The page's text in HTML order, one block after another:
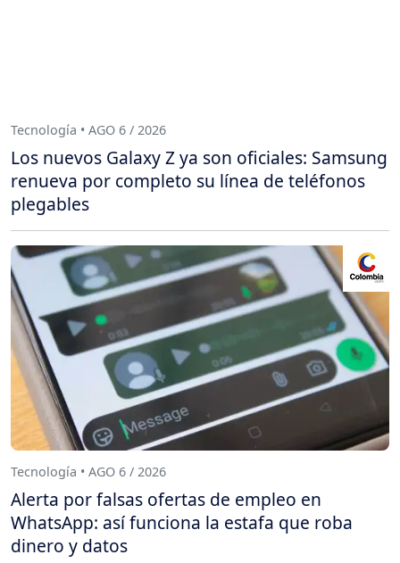
Tecnología • AGO 6 / 2026
Los nuevos Galaxy Z ya son oficiales: Samsung
renueva por completo su línea de teléfonos
plegables
Tecnología • AGO 6 / 2026
Alerta por falsas ofertas de empleo en
WhatsApp: así funciona la estafa que roba
dinero y datos